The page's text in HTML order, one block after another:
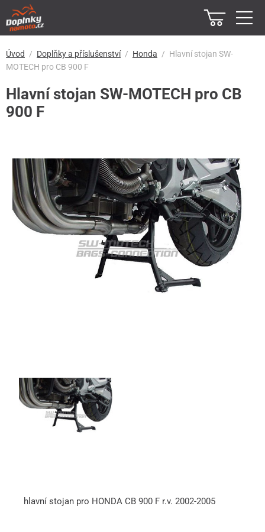
Úvod Doplňky a příslušenství Honda
Hlavní stojan SW-
MOTECH pro CB 900 F
Hlavní stojan SW-MOTECH pro CB
900 F
hlavní stojan pro HONDA CB 900 F r.v. 2002-2005